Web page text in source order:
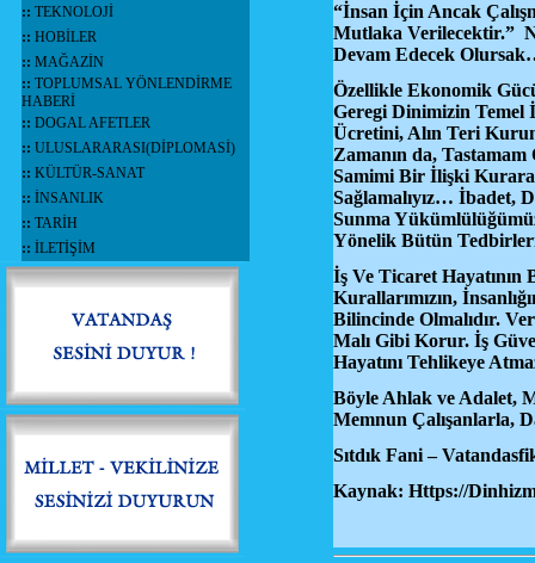
:: TEKNOLOJİ
:: HOBİLER
:: MAĞAZİN
:: TOPLUMSAL YÖNLENDİRME
HABERİ
:: DOGAL AFETLER
:: ULUSLARARASI(DİPLOMASİ)
:: KÜLTÜR-SANAT
:: İNSANLIK
:: TARİH
:: İLETİŞİM
“İnsan İçin Ancak
Mutlaka Verilecektir.”
Devam Edecek
Özellikle Ekonomik
Geregi Dinimizin
Ücretini, Alın Teri
Zamanın da,
Samimi Bir İlişki
Sağlamalıyız… İbadet,
Sunma
Yönelik Bütün
İş Ve Ticaret
Kurallarımızın,
Bilincinde Olmalıdır.
Malı Gibi Korur. İş
Hayatını Tehlikeye
Böyle Ahlak ve Adalet,
Memnun Çalışanlarla,
Sıtdık Fani –
Kaynak: Https://